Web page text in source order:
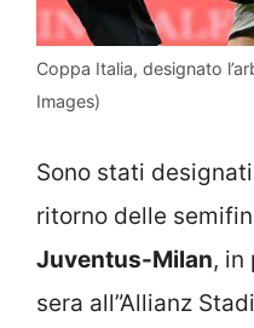
Coppa Italia, designato
Images)
Sono stati
ritorno delle
Juventus-Milan, in
sera all”Allianz